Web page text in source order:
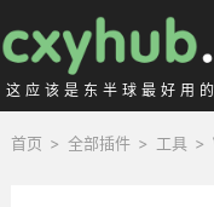
这应该是东半球最好用
首页 > 全部插件 > 工具 >